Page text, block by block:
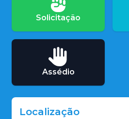
Solicitação
Assédio
Localização